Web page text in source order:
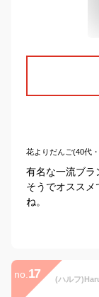
花よりだんご(40代
有名な一流ブラ
そうでオスス
ね。
no. 17